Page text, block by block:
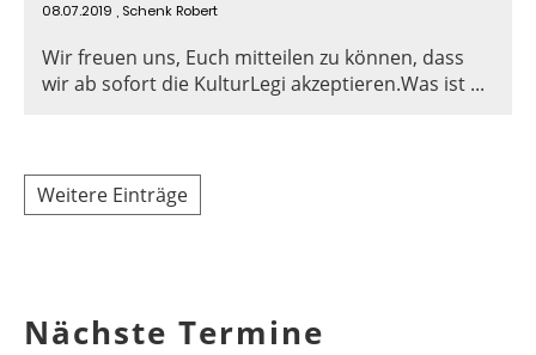
08.07.2019 , Schenk Robert
Wir freuen uns, Euch mitteilen zu können, dass
wir ab sofort die KulturLegi akzeptieren.Was ist ...
Weitere Einträge
Nächste Termine